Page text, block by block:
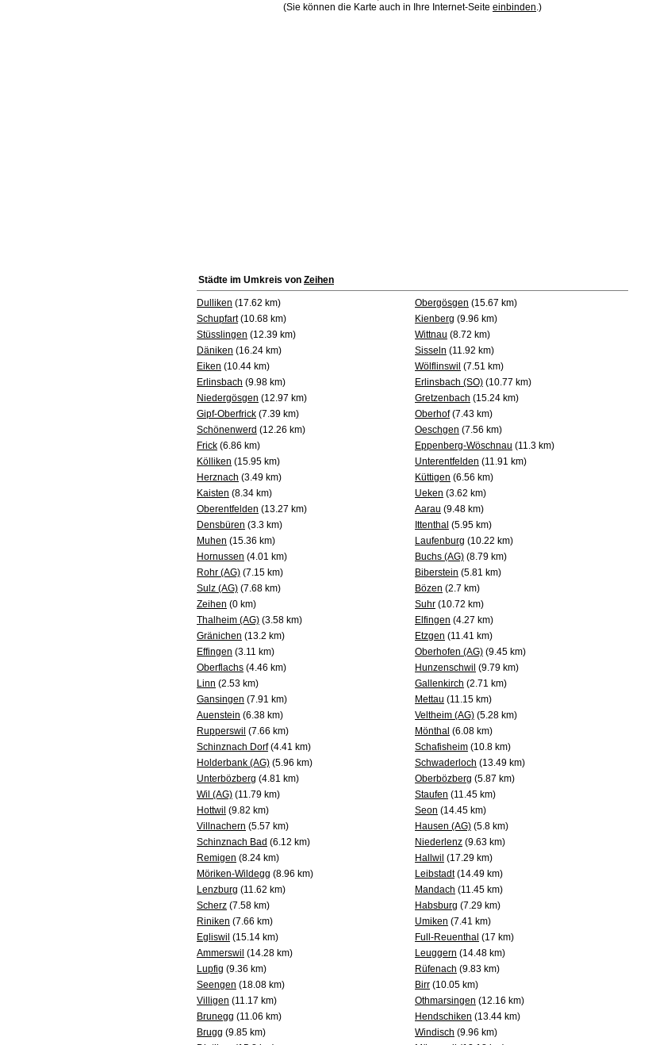
(Sie können die Karte auch in Ihre Internet-Seite einbinden.)
Städte im Umkreis von Zeihen
Dulliken (17.62 km) Obergösgen (15.67 km)
Schupfart(10.68 km) Kienberg (9.96 km)
Stüsslingen (12.39 km) Wittnau (8.72 km)
Däniken (16.24 km) Sisseln (11.92 km)
Eiken (10.44 km) Wölflinswil (7.51 km)
Erlinsbach (9.98 km) Erlinsbach (SO) (10.77 km)
Niedergösgen (12.97 km) Gretzenbach (15.24 km)
Gipf-Oberfrick (7.39 km) Oberhof(7.43 km)
Schönenwerd (12.26 km) Oeschgen (7.56 km)
Frick (6.86 km) Eppenberg-Wöschnau (11.3 km)
Kölliken (15.95 km) Unterentfelden (11.91 km)
Herznach (3.49 km) Küttigen (6.56 km)
Kaisten (8.34 km) Ueken (3.62 km)
Oberentfelden (13.27 km) Aarau (9.48 km)
Densbüren (3.3 km) Ittenthal (5.95 km)
Muhen (15.36 km) Laufenburg (10.22 km)
Hornussen (4.01 km) Buchs (AG) (8.79 km)
Rohr (AG) (7.15 km) Biberstein (5.81 km)
Sulz (AG) (7.68 km) Bözen (2.7 km)
Zeihen (0 km) Suhr (10.72 km)
Thalheim (AG) (3.58 km) Elfingen (4.27 km)
Gränichen (13.2 km) Etzgen (11.41 km)
Effingen (3.11 km) Oberhofen (AG) (9.45 km)
Oberflachs (4.46 km) Hunzenschwil (9.79 km)
Linn (2.53 km) Gallenkirch (2.71 km)
Gansingen (7.91 km) Mettau (11.15 km)
Auenstein (6.38 km) Veltheim (AG) (5.28 km)
Rupperswil (7.66 km) Mönthal (6.08 km)
Schinznach Dorf(4.41 km) Schafisheim (10.8 km)
Holderbank (AG) (5.96 km) Schwaderloch (13.49 km)
Unterbözberg (4.81 km) Oberbözberg (5.87 km)
Wil (AG) (11.79 km) Staufen (11.45 km)
Hottwil (9.82 km) Seon (14.45 km)
Villnachern (5.57 km) Hausen (AG) (5.8 km)
Schinznach Bad (6.12 km) Niederlenz (9.63 km)
Remigen (8.24 km) Hallwil (17.29 km)
Möriken-Wildegg (8.96 km) Leibstadt(14.49 km)
Lenzburg (11.62 km) Mandach (11.45 km)
Scherz (7.58 km) Habsburg (7.29 km)
Riniken (7.66 km) Umiken (7.41 km)
Egliswil (15.14 km) Full-Reuenthal (17 km)
Ammerswil (14.28 km) Leuggern (14.48 km)
Lupfig (9.36 km) Rüfenach (9.83 km)
Seengen (18.08 km) Birr (10.05 km)
Villigen (11.17 km) Othmarsingen (12.16 km)
Brunegg (11.06 km) Hendschiken (13.44 km)
Brugg (9.85 km) Windisch (9.96 km)